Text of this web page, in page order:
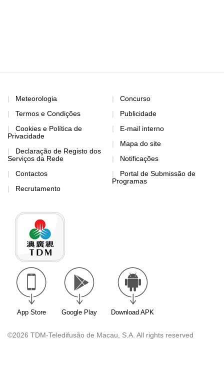
Meteorologia
Termos e Condições
Cookies e Política de
Privacidade
Declaração de Registo dos
Serviços da Rede
Contactos
Recrutamento
Concurso
Publicidade
E-mail interno
Mapa do site
Notificações
Portal de Submissão de
Programas
App Store Google Play Download APK
©2026 TDM-Teledifusão de Macau, S.A. All rights reserved